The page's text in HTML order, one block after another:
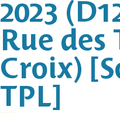
2023
Rue des
Croix)
TPL]